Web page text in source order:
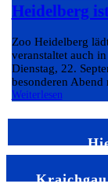
Heidelberg
Zoo Heidelberg
veranstaltet auch
Dienstag, 22.
besonderen
Weiterlesen